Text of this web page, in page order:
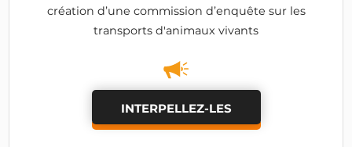
création d’une commission d’enquête sur les
transports d'animaux vivants
INTERPELLEZ-LES